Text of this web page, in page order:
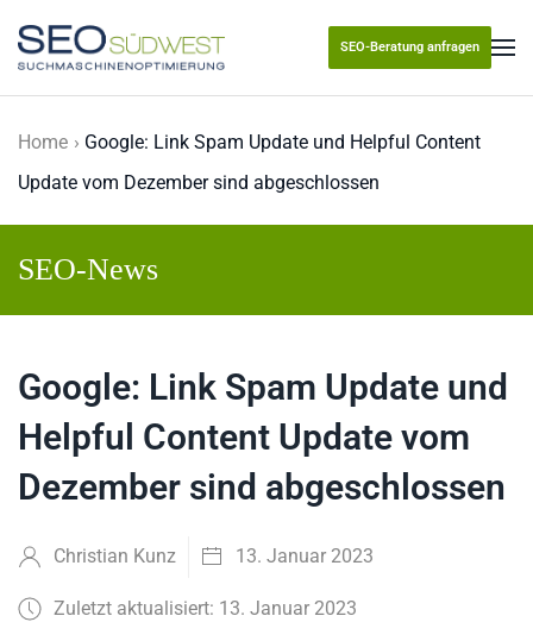
Skip to main content
SEO-Beratung anfragen
Home
Google: Link Spam Update und Helpful Content
Update vom Dezember sind abgeschlossen
SEO-News
Google: Link Spam Update und
Helpful Content Update vom
Dezember sind abgeschlossen
Christian Kunz 13. Januar 2023
Zuletzt aktualisiert: 13. Januar 2023